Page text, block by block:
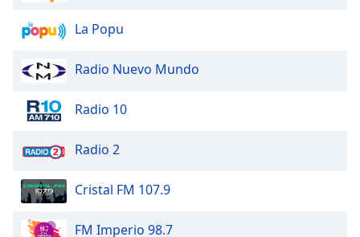
Opacity
Caption
Background
Opacity
La Popu
Radio Nuevo Mundo
Radio 10
Radio 2
Cristal FM 107.9
FM Imperio 98.7